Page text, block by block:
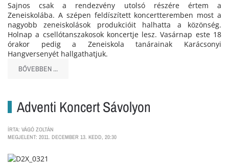
Sajnos csak a rendezvény utolsó részére értem a
Zeneiskolába. A szépen feldíszített koncertteremben most a
nagyobb zeneiskolások produkcióit halhatta a közönség.
Holnap a csellótanszakosok koncertje lesz. Vasárnap este 18
órakor pedig a Zeneiskola tanárainak Karácsonyi
Hangversenyét hallgathatjuk.
BŐVEBBEN ...
Adventi Koncert Sávolyon
ÍRTA: VÁGÓ ZOLTÁN
MEGJELENT: 2011. DECEMBER 13. KEDD, 20:30